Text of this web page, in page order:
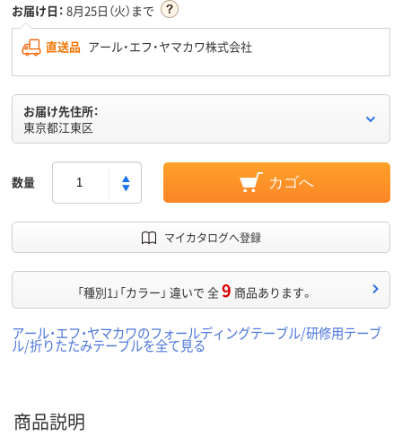
お届け日： 8月25日（火）まで
直送品 アール・エフ・ヤマカワ株式会社
お届け先住所：
東京都江東区
数量 カゴへ
マイカタログへ登録
「種別1」「カラー」 違いで 全9 商品あります。
アール・エフ・ヤマカワのフォールディングテーブル/研修用テーブ
ル/折りたたみテーブルを全て見る
商品説明